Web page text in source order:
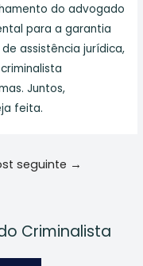
do advogado
para a garantia
assistência jurídica,
Juntos,
feita.
seguinte →
Criminalista